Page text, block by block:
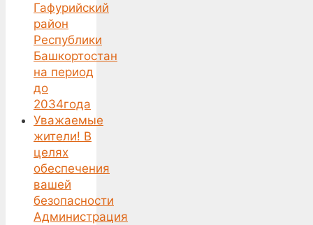
Гафурийский
район
Республики
Башкортостан
на период
до
2034года
Уважаемые
жители! В
целях
обеспечения
вашей
безопасности
Администрация